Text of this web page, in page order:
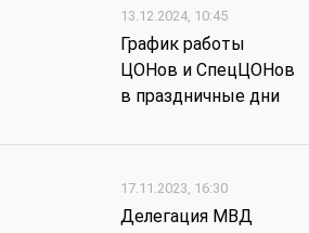
13.12.2024, 10:45
График работы
ЦОНов и СпецЦОНов
в праздничные дни
17.11.2023, 16:30
Делегация МВД